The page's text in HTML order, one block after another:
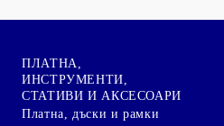
ПЛАТНА,
ИНСТРУМЕНТИ,
СТАТИВИ И АКСЕСОАРИ
Платна, дъски и рамки